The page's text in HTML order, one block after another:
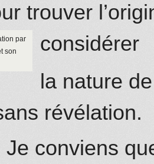
trouver
considérer
par
son
la nature
révélation.
Je conviens